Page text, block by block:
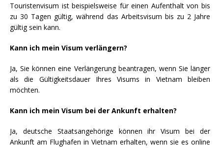
Touristenvisum ist beispielsweise für einen Aufenthalt von bis
zu 30 Tagen gültig, während das Arbeitsvisum bis zu 2 Jahre
gültig sein kann.
Kann ich mein Visum verlängern?
Ja, Sie können eine Verlängerung beantragen, wenn Sie länger
als die Gültigkeitsdauer Ihres Visums in Vietnam bleiben
möchten.
Kann ich mein Visum bei der Ankunft erhalten?
Ja, deutsche Staatsangehörige können ihr Visum bei der
Ankunft am Flughafen in Vietnam erhalten, wenn sie es online